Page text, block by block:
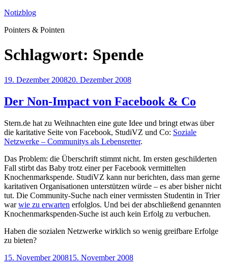
Zum
springen
Notizblog
Pointers & Pointen
Schlagwort: Spende
Veröffentlicht
19. Dezember 200820. Dezember 2008
Der Non-Impact von Facebook & Co
Stern.de hat zu Weihnachten eine gute Idee und bringt etwas über
die karitative Seite von Facebook, StudiVZ und Co: Soziale
Netzwerke – Communitys als Lebensretter.
Das Problem: die Überschrift stimmt nicht. Im ersten geschilderten
Fall stirbt das Baby trotz einer per Facebook vermittelten
Knochenmarkspende. StudiVZ kann nur berichten, dass man gerne
karitativen Organisationen unterstützen würde – es aber bisher nicht
tut. Die Community-Suche nach einer vermissten Studentin in Trier
warwie zu erwarten erfolglos. Und bei der abschließend genannten
Knochenmarkspenden-Suche ist auch kein Erfolg zu verbuchen.
Haben die sozialen Netzwerke wirklich so wenig greifbare Erfolge
zu bieten?
Veröffentlicht
15. November 200815. November 2008